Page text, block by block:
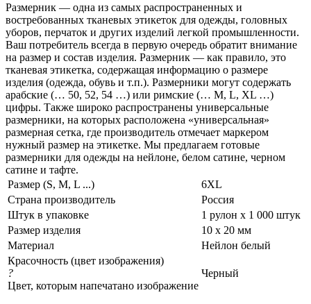
Размерник — одна из самых распространенных и
востребованных тканевых этикеток для одежды, головных
уборов, перчаток и других изделий легкой промышленности.
Ваш потребитель всегда в первую очередь обратит внимание
на размер и состав изделия. Размерник — как правило, это
тканевая этикетка, содержащая информацию о размере
изделия (одежда, обувь и т.п.). Размерники могут содержать
арабские (… 50, 52, 54 …) или римские (… M, L, XL …)
цифры. Также широко распространены универсальные
размерники, на которых расположена «универсальная»
размерная сетка, где производитель отмечает маркером
нужный размер на этикетке. Мы предлагаем готовые
размерники для одежды на нейлоне, белом сатине, черном
сатине и тафте.
Размер (S, M, L ...)
6XL
Страна производитель
Россия
Штук в упаковке
1 рулон х 1 000 штук
Размер изделия
10 х 20 мм
Материал
Нейлон белый
Красочность (цвет изображения)
?
Цвет, которым напечатано изображение
Черный